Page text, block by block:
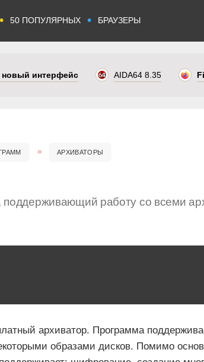
• 50 ПОПУЛЯРНЫХ • БРАУЗЕРЫ
интерфейс AIDA64 8.35
АРХИВАТОРЫ
поддерживающий работу со всеми
архиватор. Программа
образами дисков. Помимо